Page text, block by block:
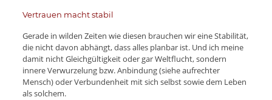
Vertrauen macht stabil
Gerade in wilden Zeiten wie diesen brauchen wir eine Stabilität,
die nicht davon abhängt, dass alles planbar ist. Und ich meine
damit nicht Gleichgültigkeit oder gar Weltflucht, sondern
innere Verwurzelung bzw. Anbindung (siehe aufrechter
Mensch) oder Verbundenheit mit sich selbst sowie dem Leben
als solchem.